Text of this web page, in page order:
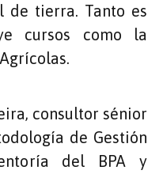
de tierra. Tanto es
cursos como la
consultor sénior
de Gestión
del BPA y